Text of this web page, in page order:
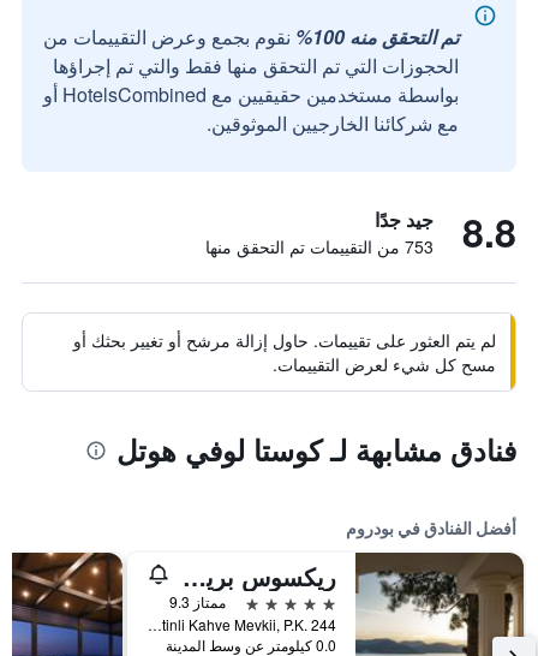
تم التحقق منه 100%
نقوم بجمع وعرض التقييمات من
الحجوزات التي تم التحقق منها فقط والتي تم إجراؤها
بواسطة مستخدمين حقيقيين مع HotelsCombined أو
مع شركائنا الخارجيين الموثوقين.
8.8 جيد جدًا
753 من التقييمات تم التحقق منها
لم يتم العثور على تقييمات. حاول إزالة مرشح أو تغيير بحثك أو
مسح كل شيء لعرض التقييمات.
فنادق مشابهة لـ كوستا لوفي هوتل
أفضل الفنادق في بودروم
ريكسوس بريميوم بودروم
5 نجوم
ممتاز 9.3
Torba Mah. Zeytinli Kahve Mevkii, P.K. 244, بودروم, تركيا
0.0 كيلومتر عن وسط المدينة